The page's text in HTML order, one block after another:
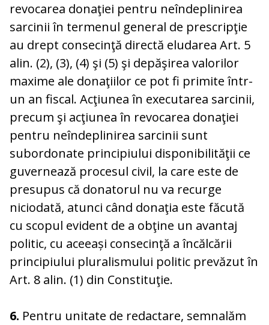
revocarea donaţiei pentru neîndeplinirea
sarcinii în termenul general de prescripţie
au drept consecinţă directă eludarea Art. 5
alin. (2), (3), (4) şi (5) şi depăşirea valorilor
maxime ale donaţiilor ce pot fi primite într-
un an fiscal. Acţiunea în executarea sarcinii,
precum şi acţiunea în revocarea donaţiei
pentru neîndeplinirea sarcinii sunt
subordonate principiului disponibilităţii ce
guvernează procesul civil, la care este de
presupus că donatorul nu va recurge
niciodată, atunci când donaţia este făcută
cu scopul evident de a obţine un avantaj
politic, cu aceeași consecinţă a încălcării
principiului pluralismului politic prevăzut în
Art. 8 alin. (1) din Constituţie.
6. Pentru unitate de redactare, semnalăm